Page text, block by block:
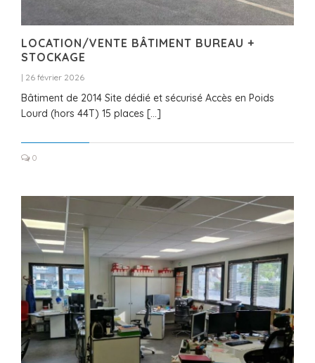
LOCATION/VENTE BÂTIMENT BUREAU +
STOCKAGE
| 26 février 2026
Bâtiment de 2014 Site dédié et sécurisé Accès en Poids
Lourd (hors 44T) 15 places […]
0